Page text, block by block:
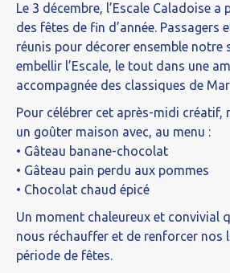
Le 3 décembre, l’Escale Caladoise a
des fêtes de fin d’année. Passagers
réunis pour décorer ensemble notre
embellir l’Escale, le tout dans une
accompagnée des classiques de
Pour célébrer cet après-midi créatif,
un goûter maison avec, au menu :
• Gâteau banane-chocolat
• Gâteau pain perdu aux pommes
• Chocolat chaud épicé
Un moment chaleureux et convivial
nous réchauffer et de renforcer nos
période de fêtes.